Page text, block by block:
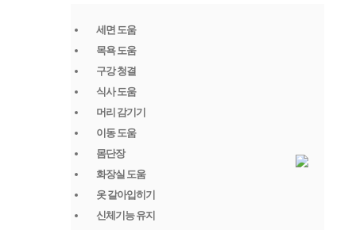
세면 도움
목욕 도움
구강 청결
식사 도움
머리 감기기
이동 도움
몸단장
화장실 도움
옷 갈아입히기
신체기능 유지